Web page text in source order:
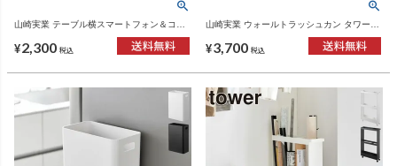
山崎実業 テーブル横スマートフォン＆コッ
タワーシリーズ
¥2,300 税込
山崎実業 ウォールトラッシュカン タワー
雑貨・タワーシリーズ・ゴミ箱
¥3,700 税込